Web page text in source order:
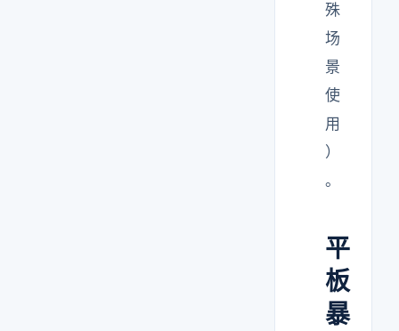
殊
场
景
使
用
）
。
平
板
暴